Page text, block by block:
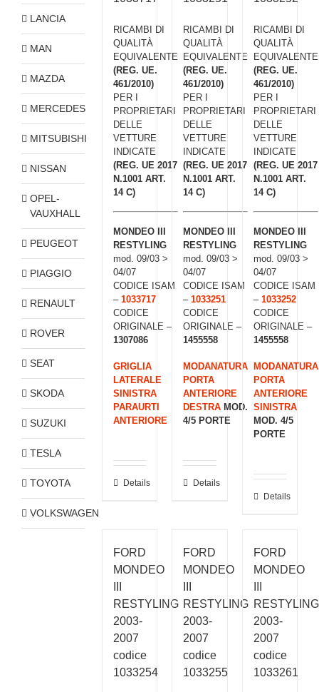
RICAMBI DI
QUALITÀ
EQUIVALENTE
(REG. UE.
461/2010)
PER I
PROPRIETARI
DELLE
VETTURE
INDICATE
(REG. UE 2017
N.1001 ART.
14 C)
MONDEO III
RESTYLING
mod. 09/03 >
04/07
CODICE ISAM
– 1033717
CODICE
ORIGINALE –
1307086
GRIGLIA
LATERALE
SINISTRA
PARAURTI
ANTERIORE
Details
RICAMBI DI
QUALITÀ
EQUIVALENTE
(REG. UE.
461/2010)
PER I
PROPRIETARI
DELLE
VETTURE
INDICATE
(REG. UE 2017
N.1001 ART.
14 C)
MONDEO III
RESTYLING
mod. 09/03 >
04/07
CODICE ISAM
–1033251
CODICE
ORIGINALE –
1455558
MODANATURA
PORTA
ANTERIORE
DESTRAMOD.
4/5 PORTE
Details
RICAMBI DI
QUALITÀ
EQUIVALENTE
(REG. UE.
461/2010)
PER I
PROPRIETARI
DELLE
VETTURE
INDICATE
(REG. UE 2017
N.1001 ART.
14 C)
MONDEO III
RESTYLING
mod. 09/03 >
04/07
CODICE ISAM
– 1033252
CODICE
ORIGINALE –
1455558
MODANATURA
PORTA
ANTERIORE
SINISTRA
MOD. 4/5
PORTE
Details
FORD
MONDEO
RESTYLING
2003-
2007
codice
1033254
FORD
MONDEO
RESTYLING
2003-
2007
codice
1033255
FORD
MONDEO
RESTYLING
2003-
2007
codice
1033261
LANCIA
MAN
MAZDA
MERCEDES
MITSUBISHI
NISSAN
OPEL-
VAUXHALL
PEUGEOT
PIAGGIO
RENAULT
ROVER
SEAT
SKODA
SUZUKI
TESLA
TOYOTA
VOLKSWAGEN